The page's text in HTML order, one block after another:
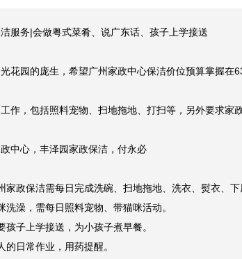
服务|会做粤式菜肴、说广东话、孩子上学接送
花园的庞生，希望广州家政中心保洁价位预算掌握在
作，包括照料宠物、扫地拖地、打扫等，另外要求家
中心，丰泽园家政保洁，付永必
家政保洁需每日完成洗碗、扫地拖地、洗衣、熨衣、
澡，需每日照料宠物、带猫咪活动。
子上学接送，为小孩子煮早餐。
日常作业，用药提醒。